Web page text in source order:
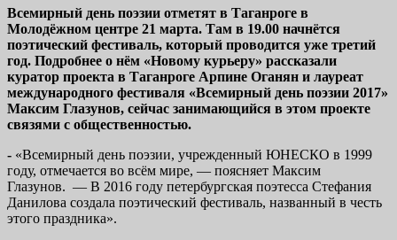
Всемирный день поэзии отметят в Таганроге в
Молодёжном центре 21 марта. Там в 19.00 начнётся
поэтический фестиваль, который проводится уже третий
год. Подробнее о нём «Новому курьеру» рассказали
куратор проекта в Таганроге Арпине Оганян и лауреат
международного фестиваля «Всемирный день поэзии 2017»
Максим Глазунов, сейчас занимающийся в этом проекте
связями с общественностью.
- «Всемирный день поэзии, учрежденный ЮНЕСКО в 1999
году, отмечается во всём мире, — поясняет Максим
Глазунов. — В 2016 году петербургская поэтесса Стефания
Данилова создала поэтический фестиваль, названный в честь
этого праздника».